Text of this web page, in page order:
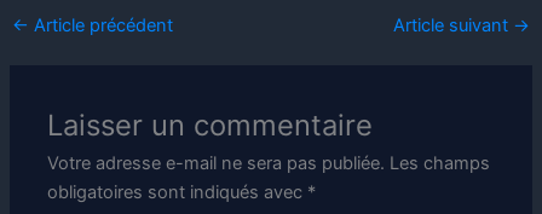
← Article précédent Article suivant →
Laisser un commentaire
Votre adresse e-mail ne sera pas publiée. Les champs
obligatoires sont indiqués avec *